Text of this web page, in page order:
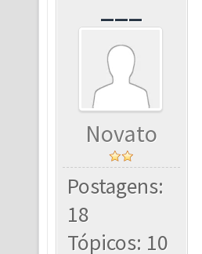
Novato
Postagens:
18
Tópicos: 10